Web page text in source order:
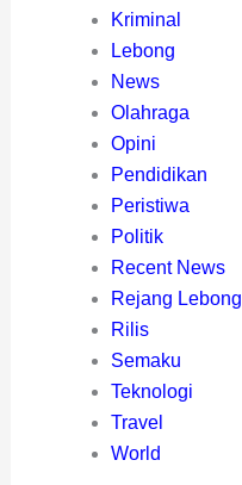
Kriminal
Lebong
News
Olahraga
Opini
Pendidikan
Peristiwa
Politik
Recent News
Rejang Lebong
Rilis
Semaku
Teknologi
Travel
World